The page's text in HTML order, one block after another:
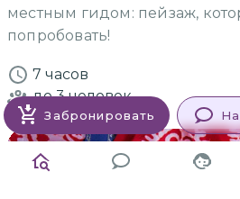
местным гидом: пейзаж,
попробовать!
7 часов
до 3человек
Забронировать